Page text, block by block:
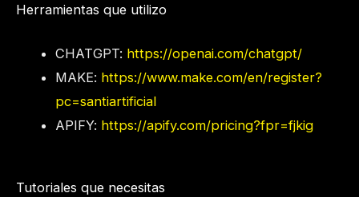
Herramientas que utilizo
CHATGPT: https://openai.com/chatgpt/
MAKE: https://www.make.com/en/register?
pc=santiartificial
APIFY: https://apify.com/pricing?fpr=fjkig
Tutoriales que necesitas